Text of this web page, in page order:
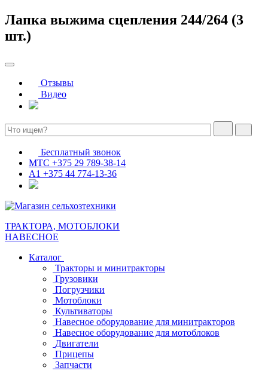
Лапка выжима сцепления 244/264 (3
шт.)
Отзывы
Видео
Бесплатный звонок
МТС +375 29 789-38-14
А1 +375 44 774-13-36
ТРАКТОРА, МОТОБЛОКИ
НАВЕСНОЕ
Каталог
Тракторы и минитракторы
Грузовики
Погрузчики
Мотоблоки
Культиваторы
Навесное оборудование для минитракторов
Навесное оборудование для мотоблоков
Двигатели
Прицепы
Запчасти